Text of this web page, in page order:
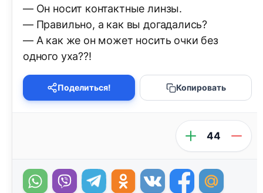
— Он носит контактные линзы.
— Правильно, а как вы догадались?
— А как же он может носить очки без
одного уха??!
Поделиться! Копировать
44